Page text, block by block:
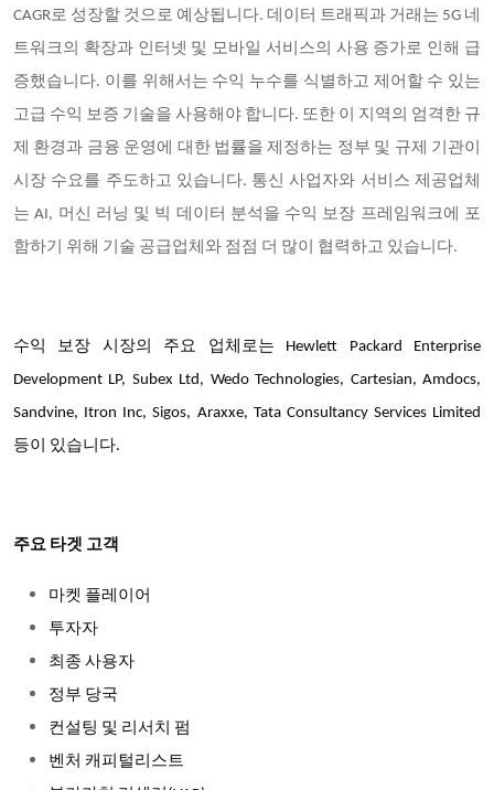
CAGR로 성장할 것으로 예상됩니다. 데이터 트래픽과 거래는 5G 네
트워크의 확장과 인터넷 및 모바일 서비스의 사용 증가로 인해 급
증했습니다. 이를 위해서는 수익 누수를 식별하고 제어할 수 있는
고급 수익 보증 기술을 사용해야 합니다. 또한 이 지역의 엄격한 규
제 환경과 금융 운영에 대한 법률을 제정하는 정부 및 규제 기관이
시장 수요를 주도하고 있습니다. 통신 사업자와 서비스 제공업체
는 AI, 머신 러닝 및 빅 데이터 분석을 수익 보장 프레임워크에 포
함하기 위해 기술 공급업체와 점점 더 많이 협력하고 있습니다.
수익 보장 시장의 주요 업체로는 Hewlett Packard Enterprise
Development LP, Subex Ltd, Wedo Technologies, Cartesian, Amdocs,
Sandvine, Itron Inc, Sigos, Araxxe, Tata Consultancy Services Limited
등이 있습니다.
주요 타겟 고객
마켓 플레이어
투자자
최종 사용자
정부 당국
컨설팅 및 리서치 펌
벤처 캐피털리스트